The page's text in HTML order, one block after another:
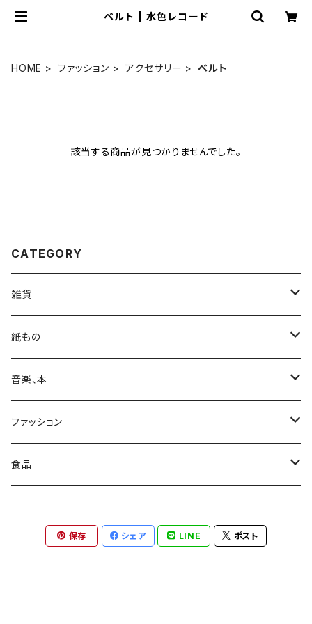
ベルト | 水色レコード
HOME ファッション アクセサリー ベルト
該当する商品が見つかりませんでした。
CATEGORY
雑貨
カバン
日用品
収納
装飾
紙もの
Print & Poster
ポストカード
カレンダー
音楽、本
CD
レコード
本
レコード
ファッション
靴下
ワンピース
食品
コーヒー
保存 シェア LINE ポスト